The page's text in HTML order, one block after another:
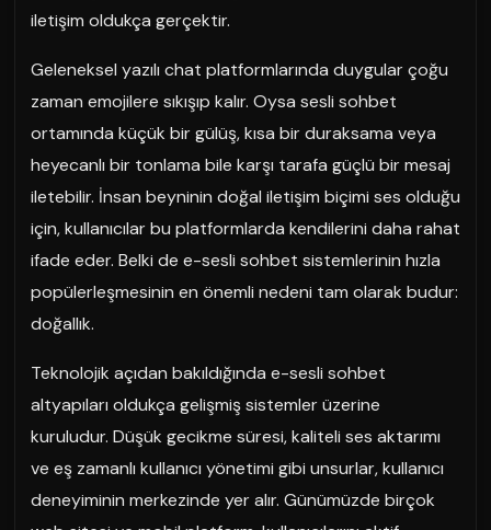
iletişim oldukça gerçektir.
Geleneksel yazılı chat platformlarında duygular çoğu
zaman emojilere sıkışıp kalır. Oysa sesli sohbet
ortamında küçük bir gülüş, kısa bir duraksama veya
heyecanlı bir tonlama bile karşı tarafa güçlü bir mesaj
iletebilir. İnsan beyninin doğal iletişim biçimi ses olduğu
için, kullanıcılar bu platformlarda kendilerini daha rahat
ifade eder. Belki de e-sesli sohbet sistemlerinin hızla
popülerleşmesinin en önemli nedeni tam olarak budur:
doğallık.
Teknolojik açıdan bakıldığında e-sesli sohbet
altyapıları oldukça gelişmiş sistemler üzerine
kuruludur. Düşük gecikme süresi, kaliteli ses aktarımı
ve eş zamanlı kullanıcı yönetimi gibi unsurlar, kullanıcı
deneyiminin merkezinde yer alır. Günümüzde birçok